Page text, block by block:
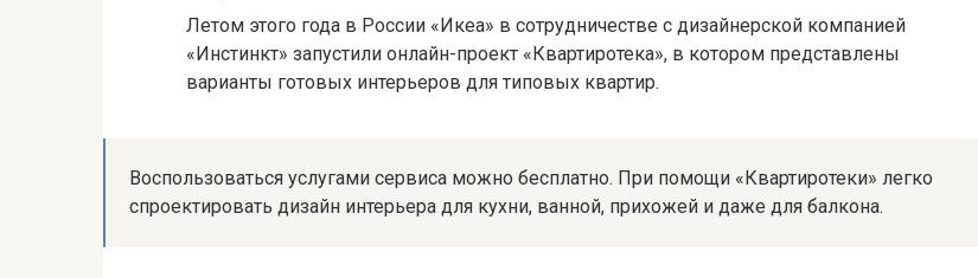
Летом этого года в России «Икеа» в сотрудничестве с дизайнерской компанией
«Инстинкт» запустили онлайн-проект «Квартиротека», в котором представлены
варианты готовых интерьеров для типовых квартир.
Воспользоваться услугами сервиса можно бесплатно. При помощи «Квартиротеки» легко
спроектировать дизайн интерьера для кухни, ванной, прихожей и даже для балкона.